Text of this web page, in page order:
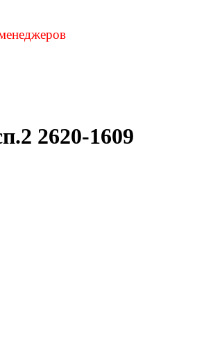
2620-1609